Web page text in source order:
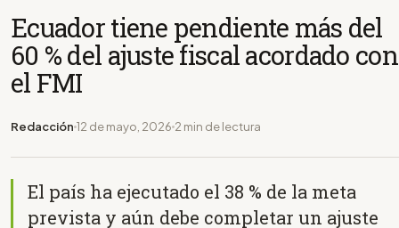
Ecuador tiene pendiente más del
60 % del ajuste fiscal acordado con
el FMI
Redacción 12 de mayo, 2026 2 min de lectura
El país ha ejecutado el 38 % de la meta
prevista y aún debe completar un ajuste